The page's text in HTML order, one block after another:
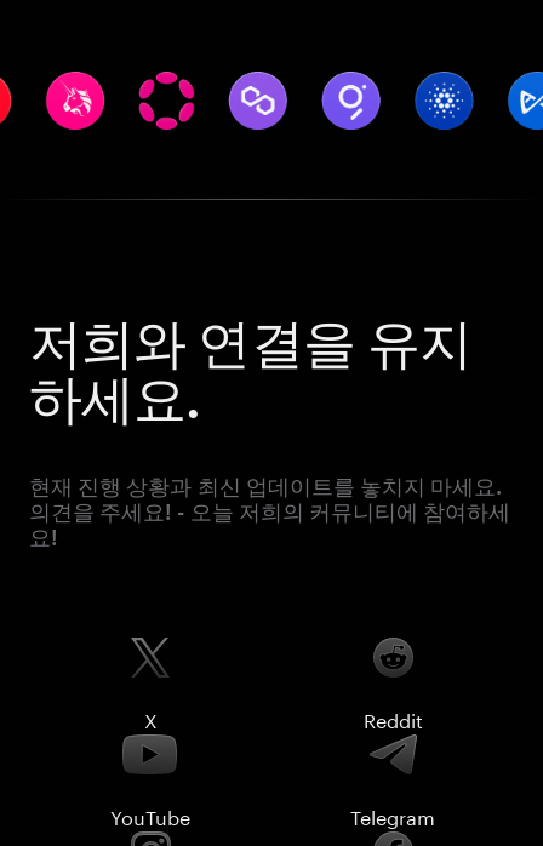
저희와 연결을 유지
하세요.
현재 진행 상황과 최신 업데이트를 놓치지 마세요.
의견을 주세요! - 오늘 저희의 커뮤니티에 참여하세
요!
X Reddit
YouTube Telegram